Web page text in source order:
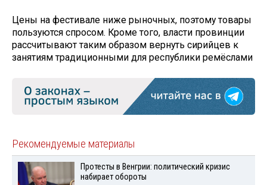
Цены на фестивале ниже рыночных, поэтому товары
пользуются спросом. Кроме того, власти провинции
рассчитывают таким образом вернуть сирийцев к
занятиям традиционными для республики ремёслами
Рекомендуемые материалы
Протесты в Венгрии: политический кризис
набирает обороты